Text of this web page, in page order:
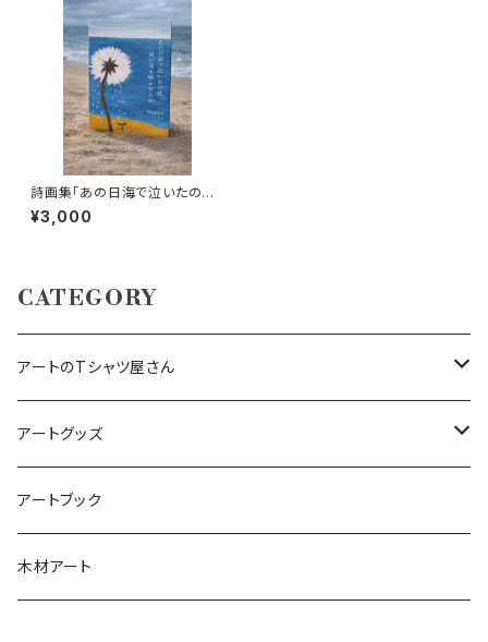
詩画集「あの日海で泣いたのは」
｜限定制作・サイン＆シリアル番
号入り｜オンライン限定ポスト
¥3,000
CATEGORY
アートのTシャツ屋さん
ビッグシルエットロングスリーブ Tシャツ
犬アート（BostonterrierArt）
Tシャツ
フラワーアート（オトナ）
アートグッズ
アートキーホルダー
アートへアゴム
アートブック
木材アート